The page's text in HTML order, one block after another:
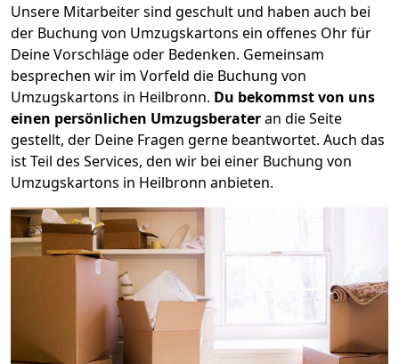
Unsere Mitarbeiter sind geschult und haben auch bei
der Buchung von Umzugskartons ein offenes Ohr für
Deine Vorschläge oder Bedenken. Gemeinsam
besprechen wir im Vorfeld die Buchung von
Umzugskartons in Heilbronn. Du bekommst von uns
einen persönlichen Umzugsberateran die Seite
gestellt, der Deine Fragen gerne beantwortet. Auch das
ist Teil des Services, den wir bei einer Buchung von
Umzugskartons in Heilbronn anbieten.